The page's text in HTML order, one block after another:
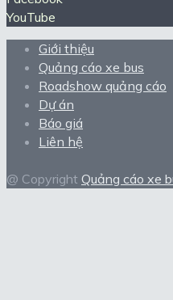
YouTube
Giới thiệu
Quảng cáo xe bus
Roadshow quảng cáo
Dự án
Báo giá
Liên hệ
@ Copyright Quảng cáo xe